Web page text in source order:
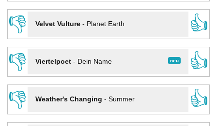
👎
Velvet Vulture- Planet Earth
👍
👎
neu
Viertelpoet- Dein Name
👍
👎
Weather's Changing - Summer
👍